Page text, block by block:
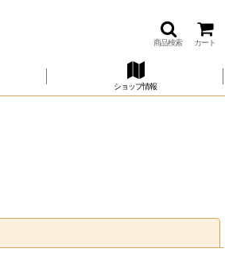
商品検索 カート
ショップ情報